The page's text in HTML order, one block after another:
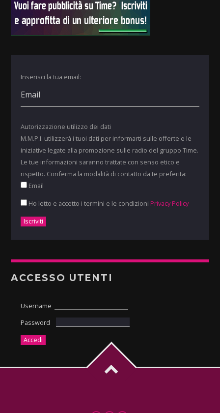
Inserisci la tua email:
Autorizzazione utilizzo dei dati
M.M.P.I. utilizzerà i tuoi dati per informarti sulle offerte e le
iniziative legate alla promozione sulle radio del gruppo Time.
Le tue informazioni saranno trattate con senso etico e
rispetto. Conferma la modalità di contatto da te preferita:
Email
Ho letto e accetto i termini e le condizioni Privacy Policy
ACCESSO UTENTI
Username
Password